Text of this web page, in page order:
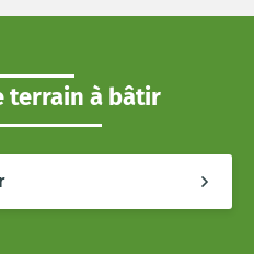
terrain à bâtir